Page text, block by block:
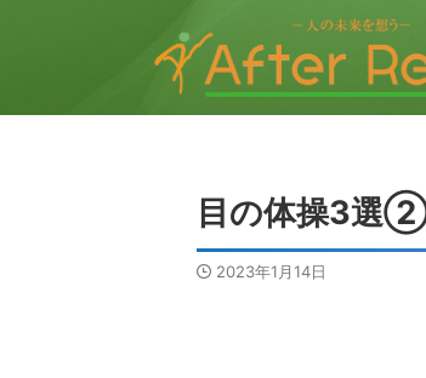
目の体操3選
2023年1月14日